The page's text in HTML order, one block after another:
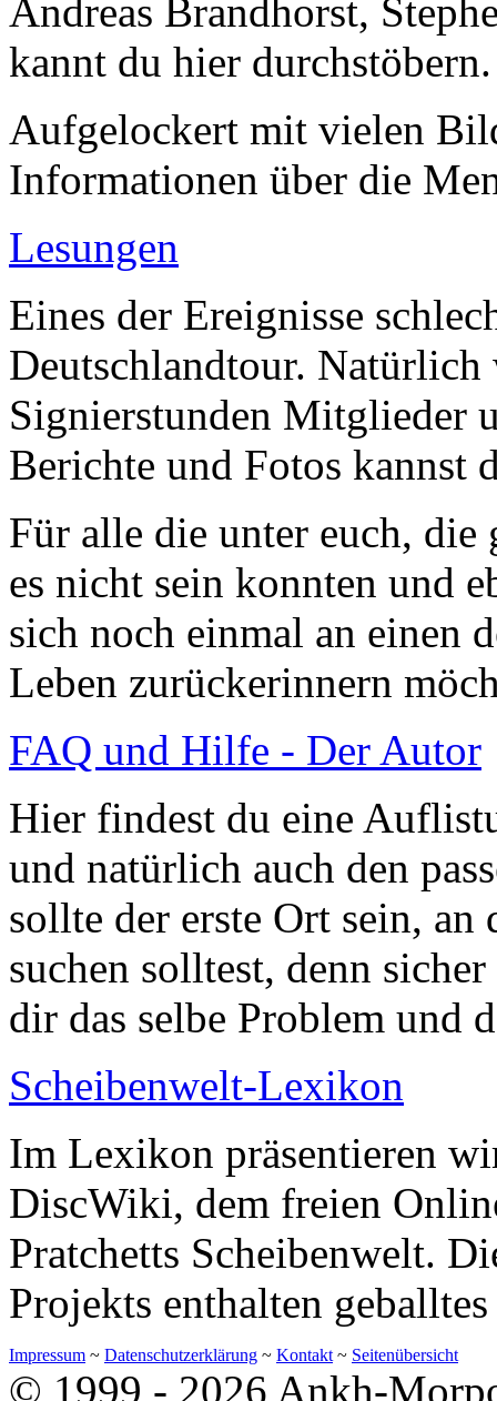
Andreas Brandhorst,
kannt du hier durchstöbern.
Aufgelockert mit vielen
Informationen über die
Lesungen
Eines der Ereignisse
Deutschlandtour. Natürlich
Signierstunden Mitglieder
Berichte und Fotos kannst
Für alle die unter euch, die
es nicht sein konnten und
sich noch einmal an einen
Leben zurückerinnern
FAQ und Hilfe - Der Autor
Hier findest du eine
und natürlich auch den
sollte der erste Ort sein,
suchen solltest, denn
dir das selbe Problem und
Scheibenwelt-Lexikon
Im Lexikon präsentieren
DiscWiki, dem freien
Pratchetts Scheibenwelt.
Projekts enthalten
Impressum ~ Datenschutzerklärung ~ Kontakt ~ Seitenübersicht
© 1999 - 2026 Ankh-